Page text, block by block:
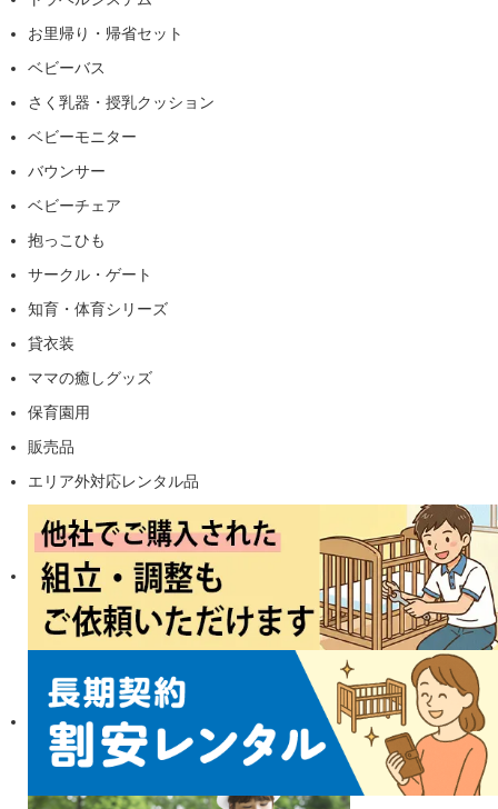
お里帰り・帰省セット
ベビーバス
さく乳器・授乳クッション
ベビーモニター
バウンサー
ベビーチェア
抱っこひも
サークル・ゲート
知育・体育シリーズ
貸衣装
ママの癒しグッズ
保育園用
販売品
エリア外対応レンタル品